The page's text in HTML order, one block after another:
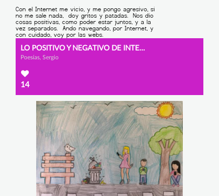
LO POSITIVO Y NEGATIVO DE INTERNET
Poesías, Sergio
14